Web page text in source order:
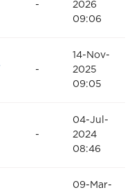
-
2026
09:06
-
14-Nov-
2025
09:05
-
04-Jul-
2024
08:46
09-Mar-